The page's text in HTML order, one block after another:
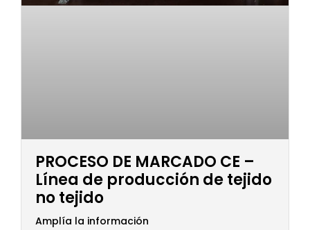
PROCESO DE MARCADO CE –
Línea de producción de tejido
no tejido
Amplía la información